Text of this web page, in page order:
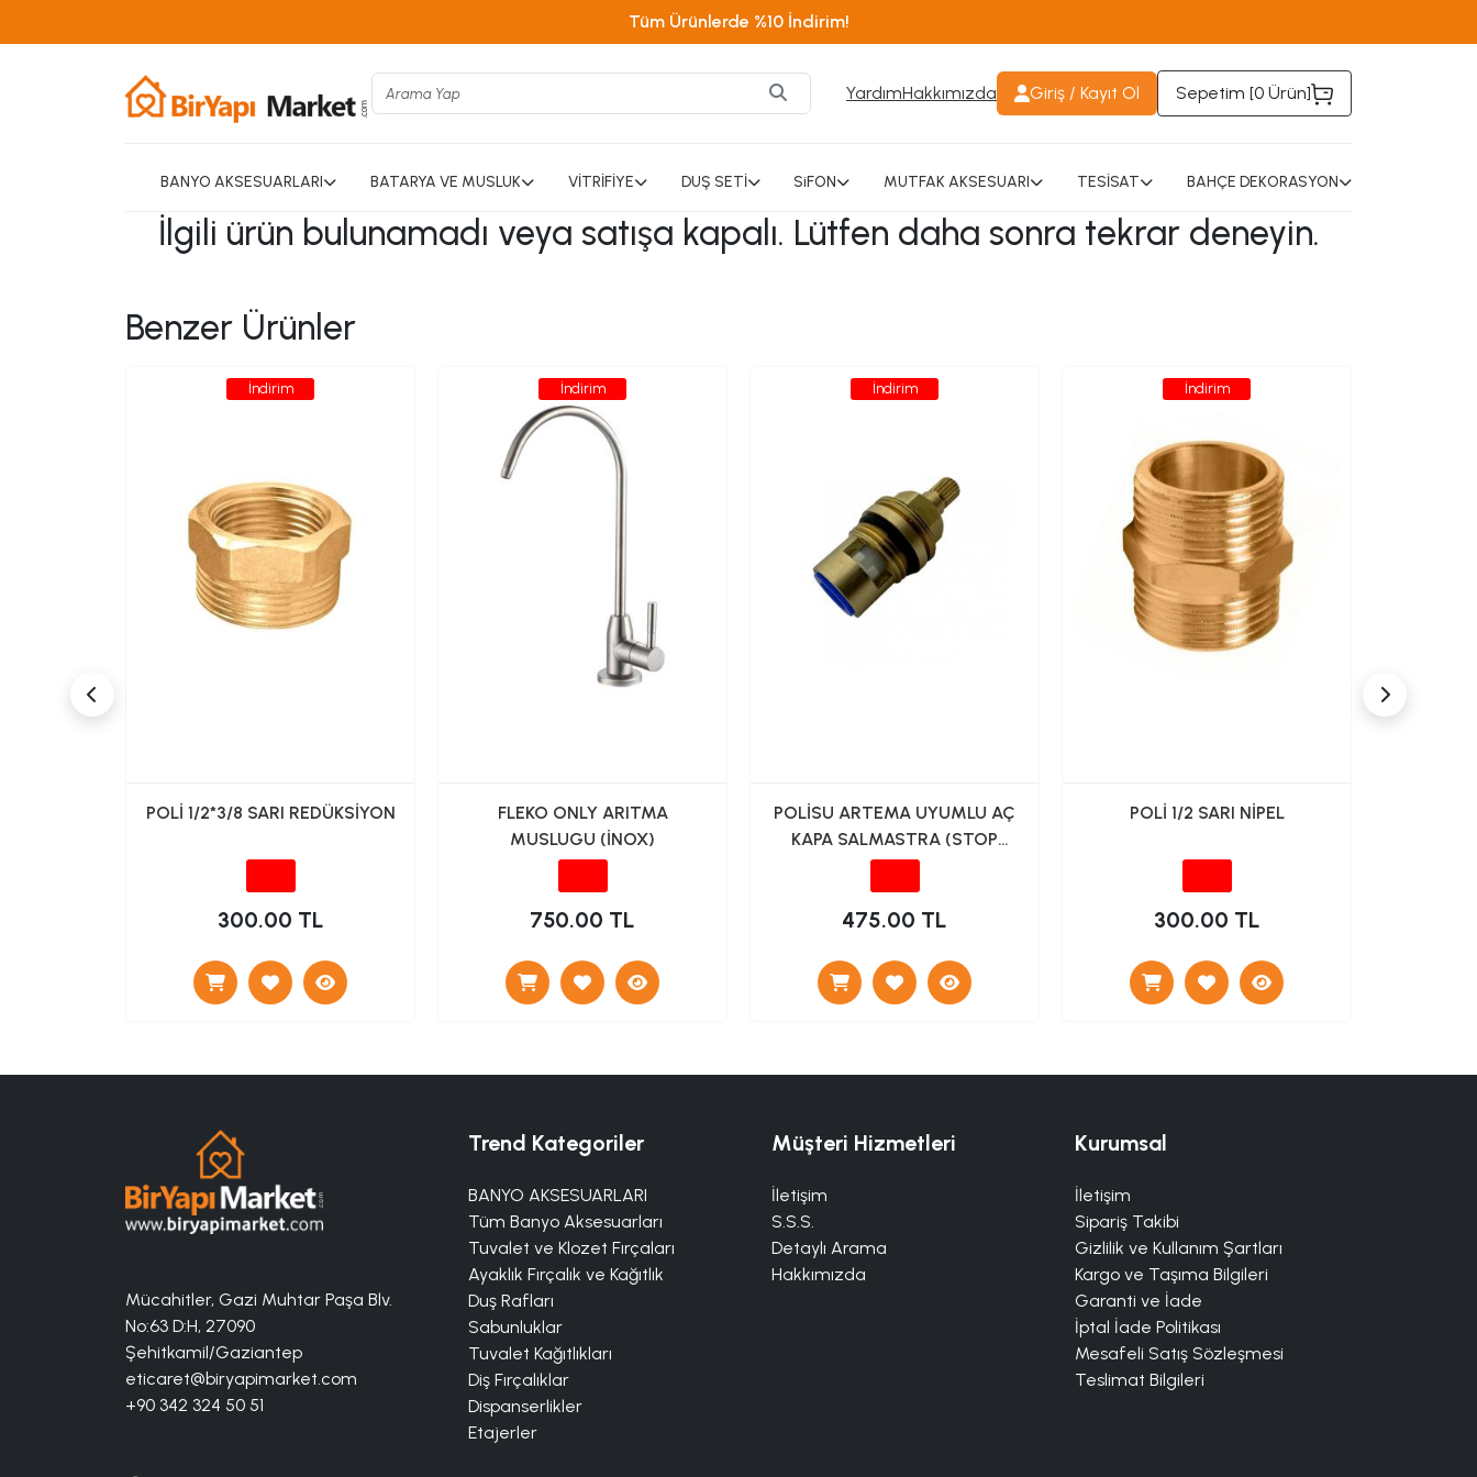
Tüm Ürünlerde %10 İndirim!
YardımHakkımızda Giriş / Kayıt Ol Sepetim [0 Ürün]
BANYO AKSESUARLARI BATARYA VE MUSLUK VİTRİFİYE DUŞ SETİ SiFON MUTFAK AKSESUARI TESİSAT BAHÇE DEKORASYON
İlgili ürün bulunamadı veya satışa kapalı. Lütfen daha sonra tekrar deneyin.
Benzer Ürünler
İndirim
POLİ 1/2*3/8 SARI REDÜKSİYON
300.00 TL
İndirim
FLEKO ONLY ARITMA
MUSLUGU (İNOX)
750.00 TL
İndirim
POLİSU ARTEMA UYUMLU AÇ
KAPA SALMASTRA (STOP
VALF)
475.00 TL
İndirim
POLİ 1/2 SARI NİPEL
300.00 TL
Mücahitler, Gazi Muhtar Paşa Blv.
No:63 D:H, 27090
Şehitkamil/Gaziantep
eticaret@biryapimarket.com
+90 342 324 50 51
Trend Kategoriler
BANYO AKSESUARLARI
Tüm Banyo Aksesuarları
Tuvalet ve Klozet Fırçaları
Ayaklık Fırçalık ve Kağıtlık
Duş Rafları
Sabunluklar
Tuvalet Kağıtlıkları
Diş Fırçalıklar
Dispanserlikler
Etajerler
Kurumsal
İletişim
Sipariş Takibi
Gizlilik ve Kullanım Şartları
Kargo ve Taşıma Bilgileri
Garanti ve İade
İptal İade Politikası
Mesafeli Satış Sözleşmesi
Teslimat Bilgileri
Müşteri Hizmetleri
İletişim
S.S.S.
Detaylı Arama
Hakkımızda